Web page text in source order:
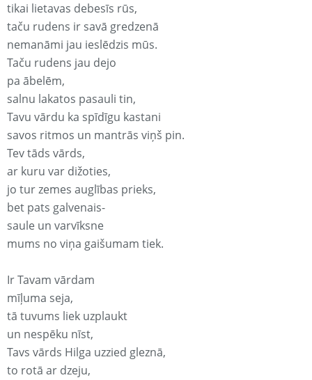
tikai lietavas debesīs rūs,
taču rudens ir savā gredzenā
nemanāmi jau ieslēdzis mūs.
Taču rudens jau dejo
pa ābelēm,
salnu lakatos pasauli tin,
Tavu vārdu ka spīdīgu kastani
savos ritmos un mantrās viņš pin.
Tev tāds vārds,
ar kuru var dižoties,
jo tur zemes auglības prieks,
bet pats galvenais-
saule un varvīksne
mums no viņa gaišumam tiek.
Ir Tavam vārdam
mīļuma seja,
tā tuvums liek uzplaukt
un nespēku nīst,
Tavs vārds Hilga uzzied gleznā,
to rotā ar dzeju,